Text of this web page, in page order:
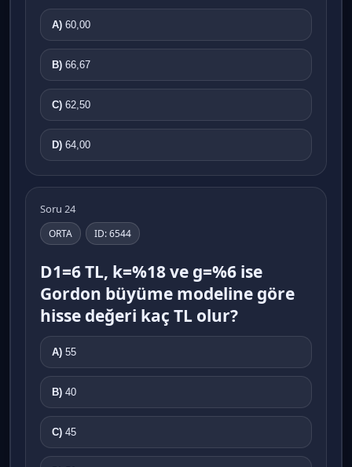
A) 60,00
B) 66,67
C) 62,50
D) 64,00
Soru 24
ORTA ID: 6544
D1=6 TL, k=%18 ve g=%6 ise
Gordon büyüme modeline göre
hisse değeri kaç TL olur?
A) 55
B) 40
C) 45